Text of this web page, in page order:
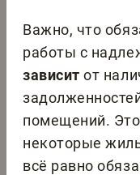
Важно, что
работы с
зависит от
помещений.
некоторые
всё равно